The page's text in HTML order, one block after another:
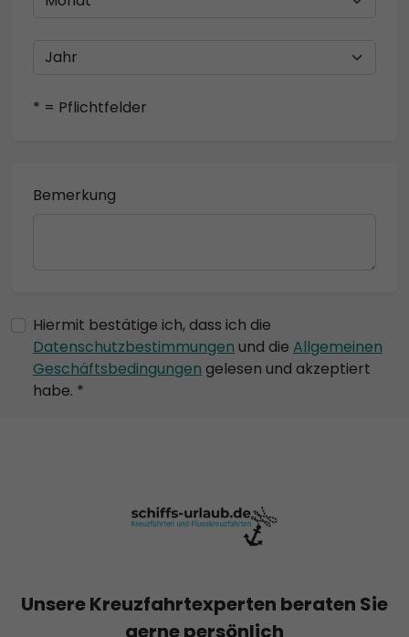
* = Pflichtfelder
Bemerkung
Hiermit bestätige ich, dass ich die
Datenschutzbestimmungen und die Allgemeinen
Geschäftsbedingungen gelesen und akzeptiert
habe. *
Unsere Kreuzfahrtexperten beraten Sie
gerne persönlich